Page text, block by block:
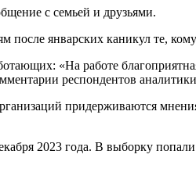
с семьей и друзьями.
январских каникул те,
«На работе
респондентов
придерживаются
2023 года. В выборку